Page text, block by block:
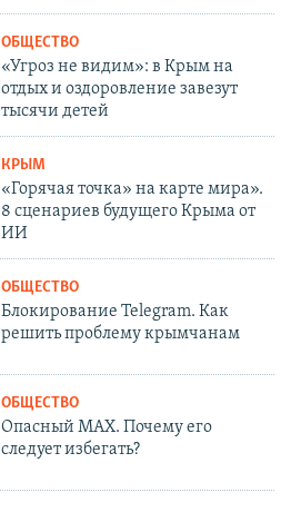
ОБЩЕСТВО
«Угроз не видим»: в Крым на
отдых и оздоровление завезут
тысячи детей
КРЫМ
«Горячая точка» на карте мира».
8 сценариев будущего Крыма от
ИИ
ОБЩЕСТВО
Блокирование Telegram. Как
решить проблему крымчанам
ОБЩЕСТВО
Опасный MAX. Почему его
следует избегать?